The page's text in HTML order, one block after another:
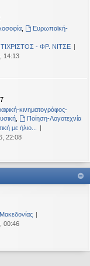
,
Ευρωπαϊκή-
- ΦΡ. ΝΙΤΣΕ
14:13
κινηματογράφος-
,
Ποίηση-Λογοτεχνία
με ήλιο...
22:08
00:46